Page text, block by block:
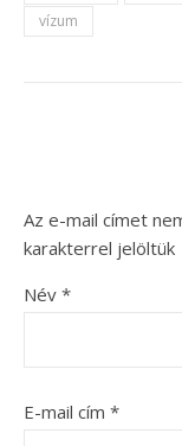
vízum
Az e-mail címet
karakterrel jelöltük
Név *
E-mail cím *